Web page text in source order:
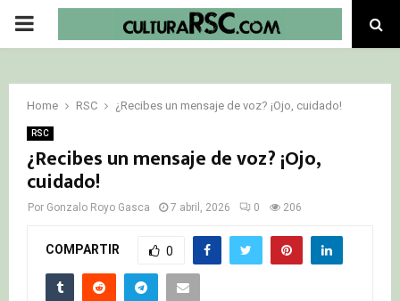
PRIMARY
Home RSC ¿Recibes un mensaje de voz? ¡Ojo, cuidado!
RSC
¿Recibes un mensaje de voz? ¡Ojo,
cuidado!
Por Gonzalo Royo Gasca 7 abril, 2026 0 206
COMPARTIR 0